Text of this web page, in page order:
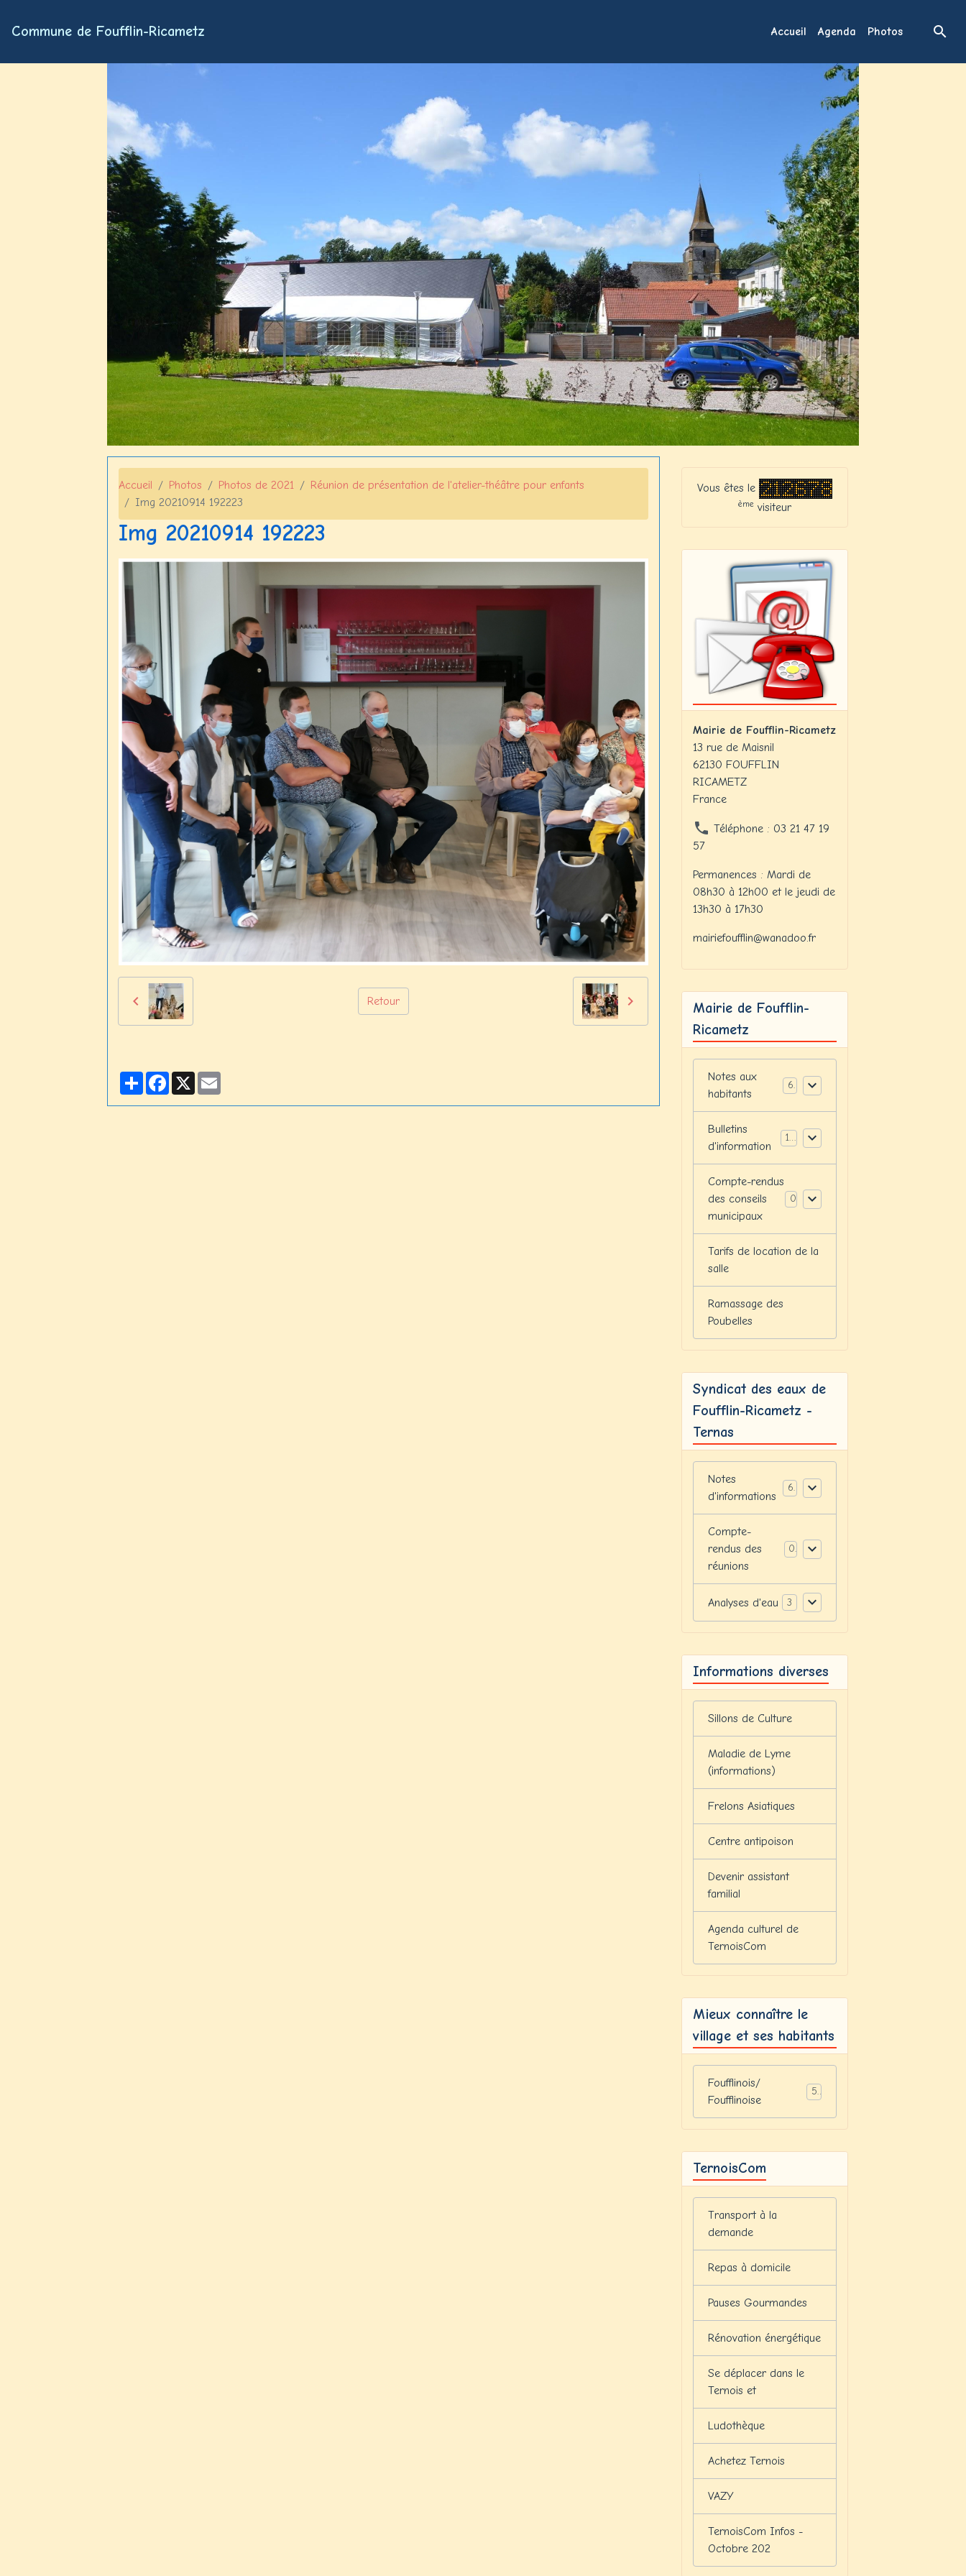
Commune de Foufflin-Ricametz Accueil Agenda Photos
Accueil Photos Photos de 2021
Réunion de présentation de l'atelier-théâtre pour enfants
Img 20210914 192223
Img 20210914 192223
Retour
PartagerFacebook
X
Vous êtes le
ème visiteur
Mairie de Foufflin-Ricametz
13 rue de Maisnil
62130 FOUFFLIN
RICAMETZ
France
Téléphone : 03 21 47 19
57
Permanences : Mardi de
08h30 à 12h00 et le jeudi de
13h30 à 17h30
mairiefoufflin@wanadoo.fr
Mairie de Foufflin-
Ricametz
Notes aux
habitants
6
Bulletins
d'information
12
Compte-rendus
des conseils
municipaux
Tarifs de location de la
salle
Ramassage des
Poubelles
Syndicat des eaux de
Foufflin-Ricametz -
Ternas
Notes
d'informations
6
Compte-
rendus des
réunions
0
Analyses d'eau 3
Informations diverses
Sillons de Culture
Maladie de Lyme
(informations)
Frelons Asiatiques
Centre antipoison
Devenir assistant
familial
Agenda culturel de
TernoisCom
Mieux connaître le
village et ses habitants
Foufflinois/
Foufflinoise
5
TernoisCom
Transport à la
demande
Repas à domicile
Pauses Gourmandes
Rénovation énergétique
Se déplacer dans le
Ternois et
Ludothèque
Achetez Ternois
VAZY
TernoisCom Infos -
Octobre 202